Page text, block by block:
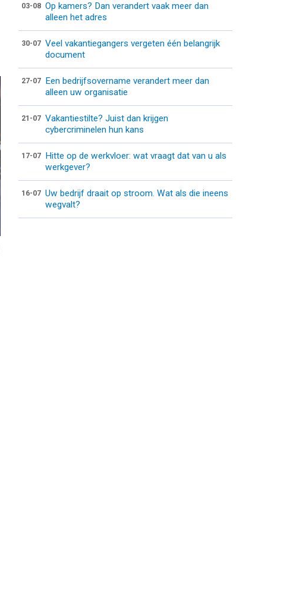
03-08 Op kamers? Dan verandert vaak meer dan
alleen het adres
30-07 Veel vakantiegangers vergeten één belangrijk
document
27-07 Een bedrijfsovername verandert meer dan
alleen uw organisatie
21-07 Vakantiestilte? Juist dan krijgen
cybercriminelen hun kans
17-07 Hitte op de werkvloer: wat vraagt dat van u als
werkgever?
16-07 Uw bedrijf draait op stroom. Wat als die ineens
wegvalt?